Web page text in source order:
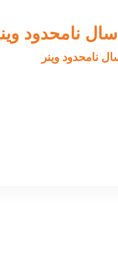
نامحدود
نامحدود وینر